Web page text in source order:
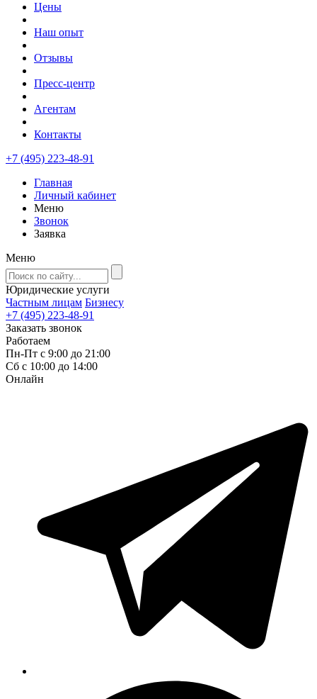
Цены
Наш опыт
Отзывы
Пресс-центр
Агентам
Контакты
+7 (495) 223-48-91
Главная
Личный кабинет
Меню
Звонок
Заявка
Меню
Юридические услуги
Частным лицам Бизнесу
+7 (495) 223-48-91
Заказать звонок
Работаем
Пн-Пт с 9:00 до 21:00
Сб с 10:00 до 14:00
Онлайн